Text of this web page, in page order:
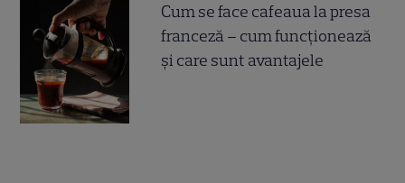
Cum se face cafeaua la presa
franceză – cum funcționează
și care sunt avantajele